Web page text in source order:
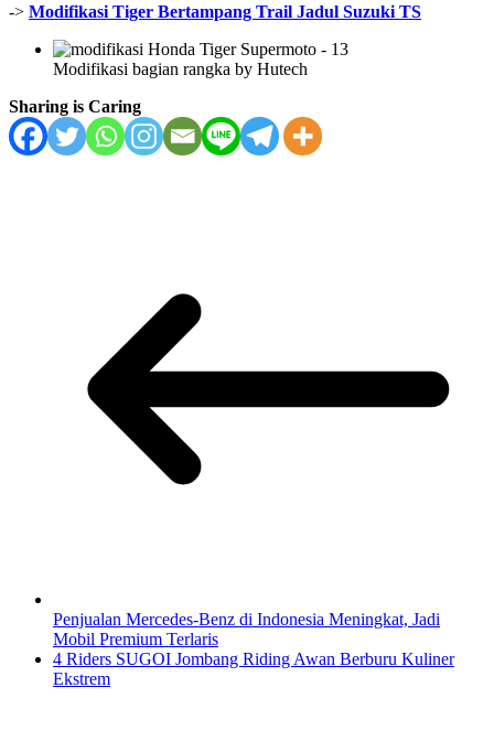
-> Modifikasi Tiger Bertampang Trail Jadul Suzuki TS
Modifikasi bagian rangka by Hutech
Sharing is Caring
Penjualan Mercedes-Benz di Indonesia Meningkat, Jadi
Mobil Premium Terlaris
4 Riders SUGOI Jombang Riding Awan Berburu Kuliner
Ekstrem